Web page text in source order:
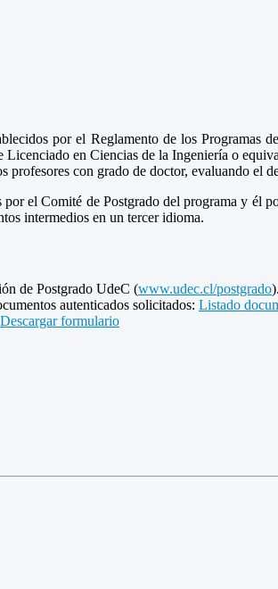
por el Reglamento de los
en Ciencias de la Ingeniería o
profesores con grado de doctor, evaluando el
por el Comité de Postgrado del programa y
intermedios en un tercer idioma.
de Postgrado UdeC (www.udec.cl/postgrado).
autenticados solicitados: Listado
Descargar formulario